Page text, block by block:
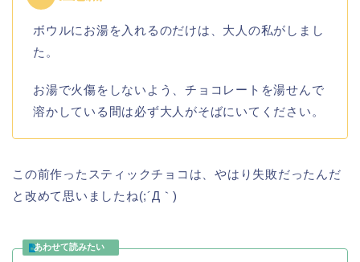
ボウルにお湯を入れるのだけは、大人の私がしまし
た。
お湯で火傷をしないよう、チョコレートを湯せんで
溶かしている間は必ず大人がそばにいてください。
この前作ったスティックチョコは、やはり失敗だったんだ
と改めて思いましたね(;´Д｀)